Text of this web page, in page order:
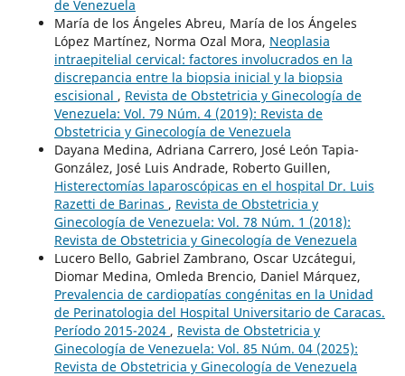
de Venezuela
María de los Ángeles Abreu, María de los Ángeles
López Martínez, Norma Ozal Mora, Neoplasia
intraepitelial cervical: factores involucrados en la
discrepancia entre la biopsia inicial y la biopsia
escisional , Revista de Obstetricia y Ginecología de
Venezuela: Vol. 79 Núm. 4 (2019): Revista de
Obstetricia y Ginecología de Venezuela
Dayana Medina, Adriana Carrero, José León Tapia-
González, José Luis Andrade, Roberto Guillen,
Histerectomías laparoscópicas en el hospital Dr. Luis
Razetti de Barinas , Revista de Obstetricia y
Ginecología de Venezuela: Vol. 78 Núm. 1 (2018):
Revista de Obstetricia y Ginecología de Venezuela
Lucero Bello, Gabriel Zambrano, Oscar Uzcátegui,
Diomar Medina, Omleda Brencio, Daniel Márquez,
Prevalencia de cardiopatías congénitas en la Unidad
de Perinatologia del Hospital Universitario de Caracas.
Período 2015-2024 , Revista de Obstetricia y
Ginecología de Venezuela: Vol. 85 Núm. 04 (2025):
Revista de Obstetricia y Ginecología de Venezuela